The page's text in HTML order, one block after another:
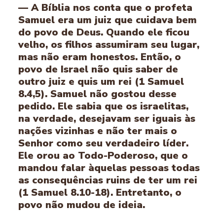
— A Bíblia nos conta que o profeta
Samuel era um juiz que cuidava bem
do povo de Deus. Quando ele ficou
velho, os filhos assumiram seu lugar,
mas não eram honestos. Então, o
povo de Israel não quis saber de
outro juiz e quis um rei (1 Samuel
8.4,5). Samuel não gostou desse
pedido. Ele sabia que os israelitas,
na verdade, desejavam ser iguais às
nações vizinhas e não ter mais o
Senhor como seu verdadeiro líder.
Ele orou ao Todo-Poderoso, que o
mandou falar àquelas pessoas todas
as consequências ruins de ter um rei
(1 Samuel 8.10-18). Entretanto, o
povo não mudou de ideia.